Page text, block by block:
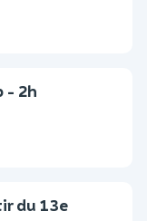
- 2h
du 13e